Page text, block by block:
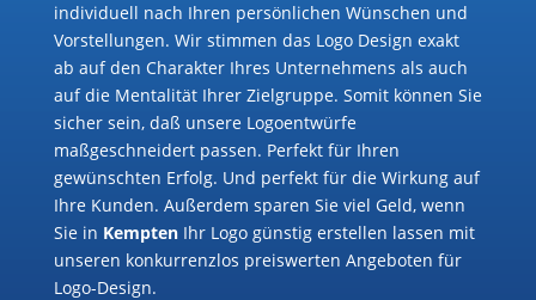
individuell nach Ihren persönlichen Wünschen und
Vorstellungen. Wir stimmen das Logo Design exakt
ab auf den Charakter Ihres Unternehmens als auch
auf die Mentalität Ihrer Zielgruppe. Somit können Sie
sicher sein, daß unsere Logoentwürfe
maßgeschneidert passen. Perfekt für Ihren
gewünschten Erfolg. Und perfekt für die Wirkung auf
Ihre Kunden. Außerdem sparen Sie viel Geld, wenn
Sie in KemptenIhr Logo günstig erstellen lassen mit
unseren konkurrenzlos preiswerten Angeboten für
Logo-Design.